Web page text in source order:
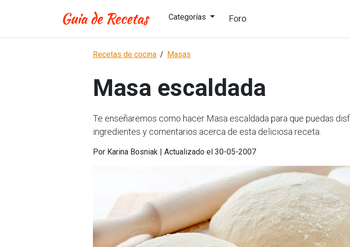
Categorías Foro
Recetas de cocina Masas
Masa escaldada
Te enseñaremos como hacer Masa escaldada para que puedas
ingredientes y comentarios acerca de esta deliciosa receta.
Por Karina Bosniak | Actualizado el 30-05-2007